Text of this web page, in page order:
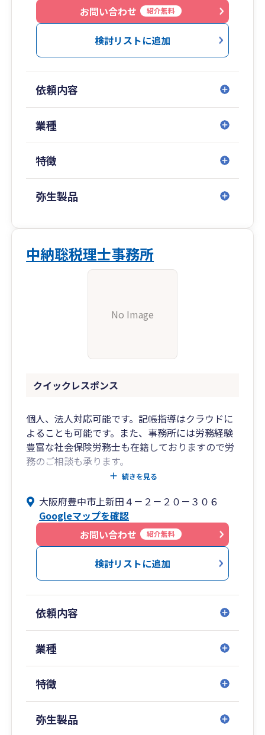
お問い合わせ
紹介無料
検討リストに追加
依頼内容
業種
特徴
弥生製品
中納聡税理士事務所
No Image
クイックレスポンス
個人、法人対応可能です。記帳指導はクラウドに
よることも可能です。また、事務所には労務経験
豊富な社会保険労務士も在籍しておりますので労
務のご相談も承ります。
大規模税理士事務所と異なり事業主様と緊密な信
頭に置いております。
弁護士、司法書士、社会保険労務士、行政書士と
のネットワークも有し、事業主様の様々なご要
望、ご相談に対応可能です。
料金設定についてはお客様個々人の状況を考慮し
続きを見る
大阪府豊中市上新田４－２－２０－３０６
Googleマップを確認
お問い合わせ
紹介無料
検討リストに追加
依頼内容
業種
特徴
弥生製品